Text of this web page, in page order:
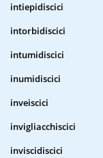
intiepidiscici
intorbidiscici
intumidiscici
inumidiscici
inveiscici
invigliacchiscici
inviscidiscici